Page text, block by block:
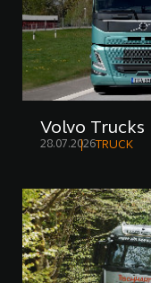
Volvo Trucks
28.07.2026TRUCK